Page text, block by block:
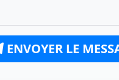
ENVOYER LE